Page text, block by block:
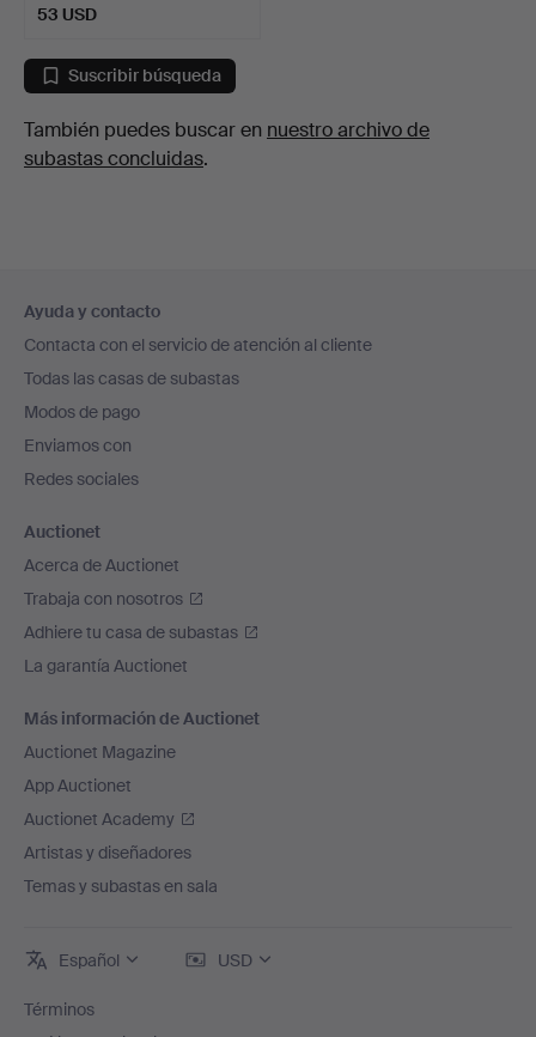
53 USD
Suscribir búsqueda
También puedes buscar en nuestro archivo de
subastas concluidas.
en
el
pie
de
página
Ayuda y contacto
Contacta con el servicio de atención al cliente
Todas las casas de subastas
Modos de pago
Enviamos con
Redes sociales
Auctionet
Acerca de Auctionet
Trabaja con nosotros
Adhiere tu casa de subastas
La garantía Auctionet
Más información de Auctionet
Auctionet Magazine
App Auctionet
Auctionet Academy
Artistas y diseñadores
Temas y subastas en sala
Español USD
Términos